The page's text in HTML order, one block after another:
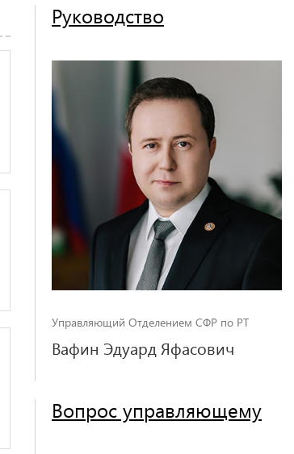
Руководство
Управляющий Отделением СФР по РТ
Вафин Эдуард Яфасович
Вопрос управляющему